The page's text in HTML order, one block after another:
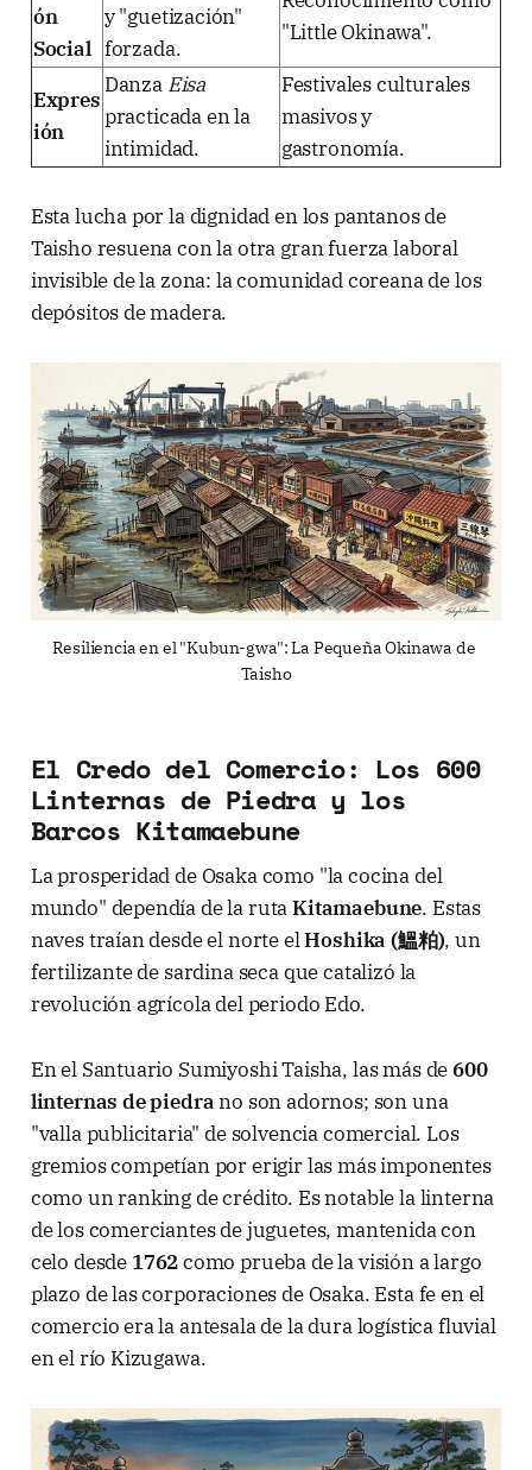
ón
Social
y "guetización"
forzada.
"Little Okinawa".
Expres
ión
Danza Eisa
practicada en la
intimidad.
Festivales culturales
masivos y
gastronomía.
Esta lucha por la dignidad en los pantanos de
Taisho resuena con la otra gran fuerza laboral
invisible de la zona: la comunidad coreana de los
depósitos de madera.
Resiliencia en el "Kubun-gwa": La Pequeña Okinawa de
Taisho
El Credo del Comercio: Los 600
Linternas de Piedra y los
Barcos Kitamaebune
La prosperidad de Osaka como "la cocina del
mundo" dependía de la rutaKitamaebune. Estas
naves traían desde el norte elHoshika (鰮粕), un
fertilizante de sardina seca que catalizó la
revolución agrícola del periodo Edo.
En el Santuario Sumiyoshi Taisha, las más de600
linternas de piedrano son adornos; son una
"valla publicitaria" de solvencia comercial. Los
gremios competían por erigir las más imponentes
como un ranking de crédito. Es notable la linterna
de los comerciantes de juguetes, mantenida con
celo desde 1762como prueba de la visión a largo
plazo de las corporaciones de Osaka. Esta fe en el
comercio era la antesala de la dura logística fluvial
en el río Kizugawa.